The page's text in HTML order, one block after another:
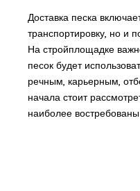
Доставка песка
транспортировку, но и
На стройплощадке
песок будет
речным, карьерным,
начала стоит
наиболее